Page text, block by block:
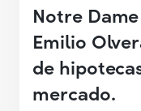
Notre
Emilio
de
mercado.